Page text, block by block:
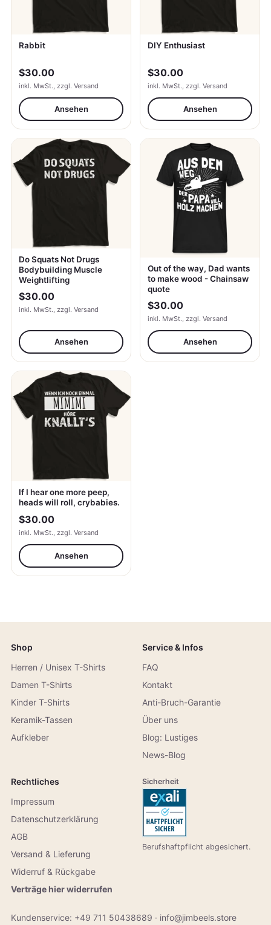
Rabbit
$30.00
inkl. MwSt., zzgl. Versand
Ansehen
DIY Enthusiast
$30.00
inkl. MwSt., zzgl. Versand
Ansehen
Do Squats Not Drugs
Bodybuilding Muscle
Weightlifting
$30.00
inkl. MwSt., zzgl. Versand
Ansehen
Out of the way, Dad wants
to make wood - Chainsaw
quote
$30.00
inkl. MwSt., zzgl. Versand
Ansehen
If I hear one more peep,
heads will roll, crybabies.
$30.00
inkl. MwSt., zzgl. Versand
Ansehen
Shop
Herren / Unisex T-Shirts
Damen T-Shirts
Kinder T-Shirts
Keramik-Tassen
Aufkleber
Service & Infos
FAQ
Kontakt
Anti-Bruch-Garantie
Über uns
Blog: Lustiges
News-Blog
Rechtliches
Impressum
Datenschutzerklärung
AGB
Versand & Lieferung
Widerruf & Rückgabe
Verträge hier widerrufen
Sicherheit
Berufshaftpflicht abgesichert.
Kundenservice: +49 711 50438689 · info@jimbeels.store